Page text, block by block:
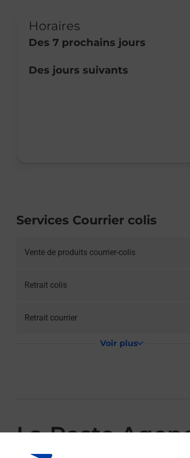
Horaires
Des 7 prochains jours
Lundi
Fermé
Des jours suivants
Services Courrier colis
Vente de produits courrier-colis
Retrait colis
Retrait courrier
Voir plus
La Poste